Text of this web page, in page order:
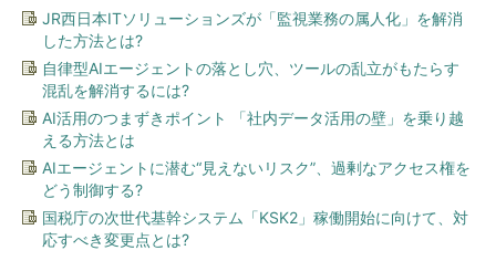
JR西日本ITソリューションズが「監視業務の属人化」を解消
した方法とは?
自律型AIエージェントの落とし穴、ツールの乱立がもたらす
混乱を解消するには?
AI活用のつまずきポイント 「社内データ活用の壁」を乗り越
える方法とは
AIエージェントに潜む“見えないリスク”、過剰なアクセス権を
どう制御する?
国税庁の次世代基幹システム「KSK2」稼働開始に向けて、対
応すべき変更点とは?